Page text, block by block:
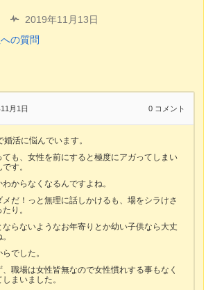
2019年11月13日
の質問
月1日 0 コメント
活に悩んでいます。
も、女性を前にすると極度にアガってしまい
す。
からなくなるんですよね。
だ！っと無理に話しかけるも、場をシラけさ
り。
らないようなお年寄りとか幼い子供なら大丈
でした。
職場は女性皆無なので女性慣れする事もなく
まいました。